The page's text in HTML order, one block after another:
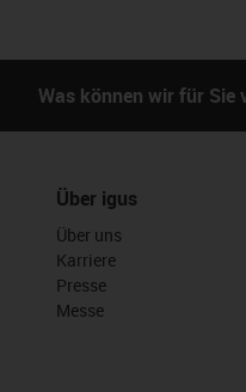
Was können wir für Sie
Über igus
Über uns
Karriere
Presse
Messe